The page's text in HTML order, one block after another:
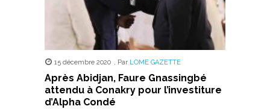
15 décembre 2020 , Par LOME GAZETTE
Après Abidjan, Faure Gnassingbé
attendu à Conakry pour l’investiture
d’Alpha Condé